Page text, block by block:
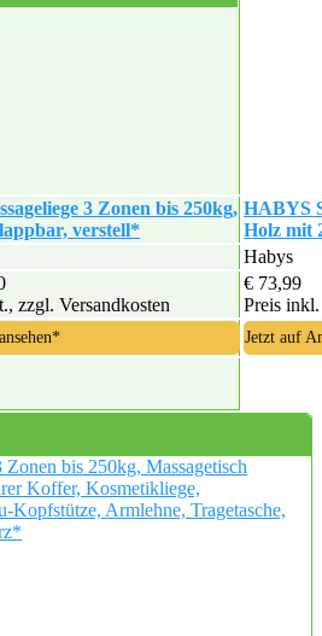
3 Zonen bis 250kg,
verstell*
HABYS
Holz mit
Habys
zzgl. Versandkosten
€ 73,99
Preis
Jetzt auf
bis 250kg, Massagetisch
Koffer, Kosmetikliege,
Kopfstütze, Armlehne, Tragetasche,